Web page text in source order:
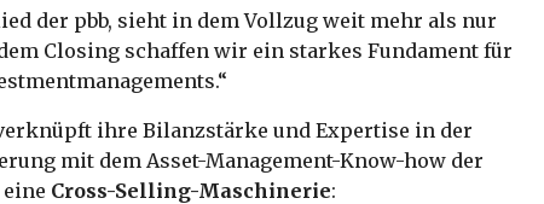
der pbb, sieht in dem Vollzug weit mehr als nur
Closing schaffen wir ein starkes Fundament für
ihre Bilanzstärke und Expertise in der
mit dem Asset-Management-Know-how der
Cross-Selling-Maschinerie: